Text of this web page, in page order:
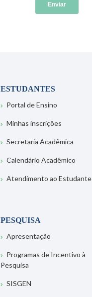
ESTUDANTES
Portal de Ensino
Minhas inscrições
Secretaria Acadêmica
Calendário Acadêmico
Atendimento ao Estudante
PESQUISA
Apresentação
Programas de Incentivo à
Pesquisa
SISGEN